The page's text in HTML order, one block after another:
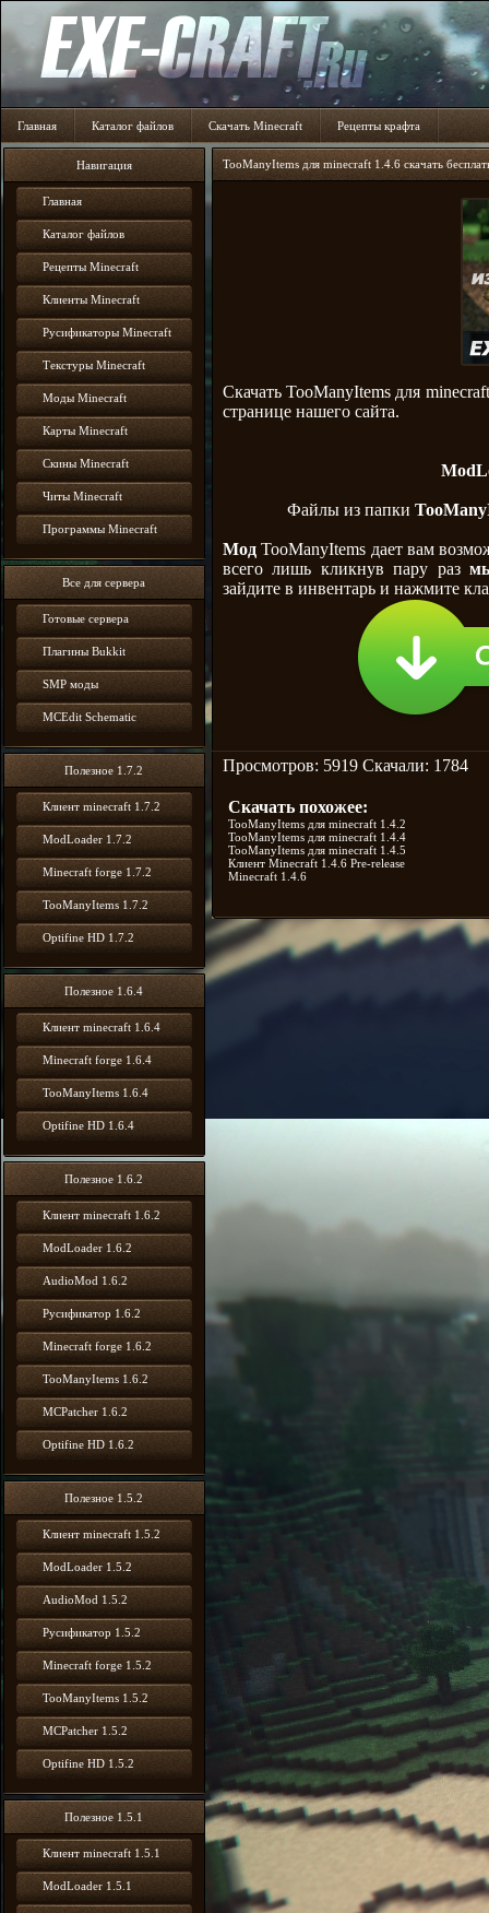
Главная Каталог файлов Скачать Minecraft Рецепты крафта
Навигация
Главная
Каталог файлов
Рецепты Minecraft
Клиенты Minecraft
Русификаторы Minecraft
Текстуры Minecraft
Моды Minecraft
Карты Minecraft
Скины Minecraft
Читы Minecraft
Программы Minecraft
Все для сервера
Готовые сервера
Плагины Bukkit
SMP моды
MCEdit Schematic
Полезное 1.7.2
Клиент minecraft 1.7.2
ModLoader 1.7.2
Minecraft forge 1.7.2
TooManyItems 1.7.2
Optifine HD 1.7.2
Полезное 1.6.4
Клиент minecraft 1.6.4
Minecraft forge 1.6.4
TooManyItems 1.6.4
Optifine HD 1.6.4
Полезное 1.6.2
Клиент minecraft 1.6.2
ModLoader 1.6.2
AudioMod 1.6.2
Русификатор 1.6.2
Minecraft forge 1.6.2
TooManyItems 1.6.2
MCPatcher 1.6.2
Optifine HD 1.6.2
Полезное 1.5.2
Клиент minecraft 1.5.2
ModLoader 1.5.2
AudioMod 1.5.2
Русификатор 1.5.2
Minecraft forge 1.5.2
TooManyItems 1.5.2
MCPatcher 1.5.2
Optifine HD 1.5.2
Полезное 1.5.1
Клиент minecraft 1.5.1
ModLoader 1.5.1
TooManyItems для minecraft 1.4.6 скачать
Скачать TooManyItems для
странице нашего сайта.
Файлы из папки
Мод TooManyItems дает вам
всего лишь кликнув пару раз
зайдите в инвентарь и нажмите
Просмотров: 5919 Скачали: 1784
Скачать похожее:
TooManyItems для minecraft 1.4.2
TooManyItems для minecraft 1.4.4
TooManyItems для minecraft 1.4.5
Клиент Minecraft 1.4.6 Pre-release
Minecraft 1.4.6